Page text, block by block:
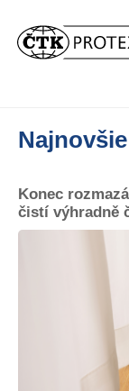
Konec
čistí výhradně